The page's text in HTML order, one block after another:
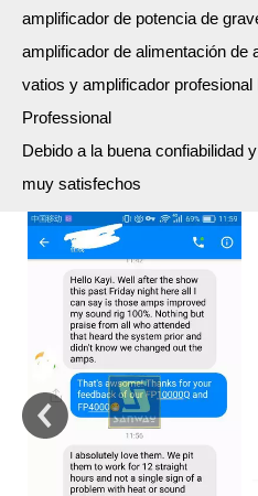
amplificador de potencia de
amplificador de alimentación de
vatios y amplificador
Professional
Debido a la buena confiabilidad
muy satisfechos